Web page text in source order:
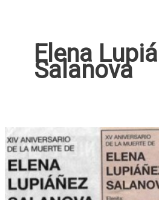
Elena
Salanova